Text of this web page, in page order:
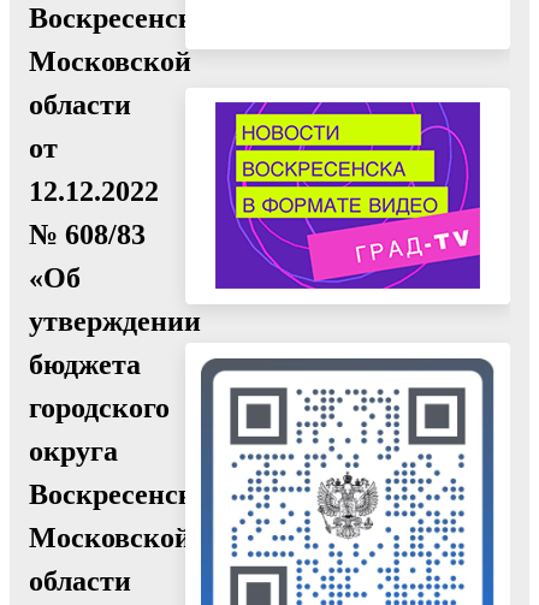
Воскресенск
Московской
области
от
12.12.2022
№ 608/83
«Об
утверждении
бюджета
городского
округа
Воскресенск
Московской
области